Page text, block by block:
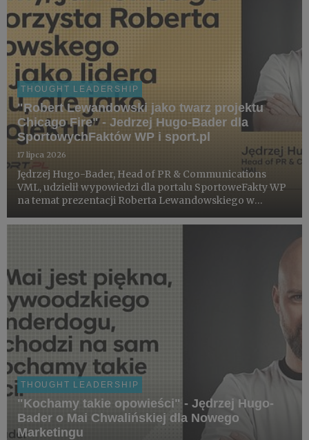
THOUGHT LEADERSHIP
"Robert Lewandowski jako twarz projektu
Chicago Fire" - Jedrzej Hugo-Bader dla
SportowychFaktów WP i sport.pl
17 lipca 2026
Jędrzej Hugo-Bader, Head of PR & Communications
VML, udzielił wypowiedzi dla portalu SportoweFakty WP
na temat prezentacji Roberta Lewandowskiego w
na portalu sport.pl, również z oceną Jędrzeja Hugo-
THOUGHT LEADERSHIP
"Kochamy takie opowieści" - Jędrzej Hugo-
Bader o Mai Chwalińskiej dla Nowego
Marketingu